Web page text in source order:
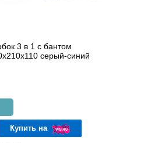
3 в 1 с бантом
серый-синий
Купить на